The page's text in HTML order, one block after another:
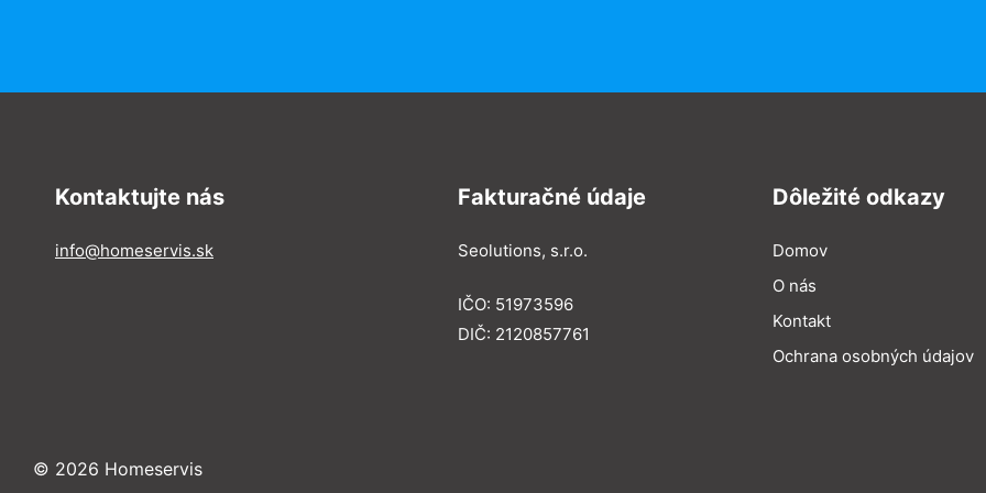
Kontaktujte nás
info@homeservis.sk
Fakturačné údaje
Seolutions, s.r.o.
IČO: 51973596
DIČ: 2120857761
Dôležité odkazy
Domov
O nás
Kontakt
Ochrana osobných údajov
© 2026 Homeservis